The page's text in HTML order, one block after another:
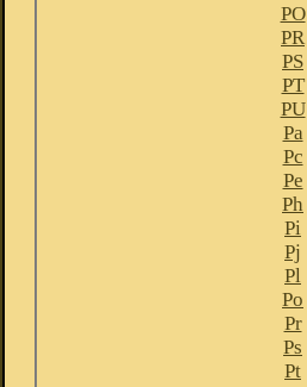
PO
PR
PS
PT
PU
Pa
Pc
Pe
Ph
Pi
Pj
Pl
Po
Pr
Ps
Pt